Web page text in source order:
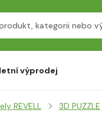
výprodej
REVELL 3D PUZZLE